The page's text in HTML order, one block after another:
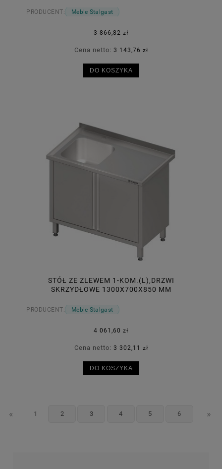
PRODUCENT: Meble Stalgast
3 866,82 zł
Cena netto: 3 143,76 zł
DO KOSZYKA
STÓŁ ZE ZLEWEM 1-KOM.(L),DRZWI
SKRZYDŁOWE 1300X700X850 MM
PRODUCENT: Meble Stalgast
4 061,60 zł
Cena netto: 3 302,11 zł
DO KOSZYKA
« 1 2 3 4 5 6 »